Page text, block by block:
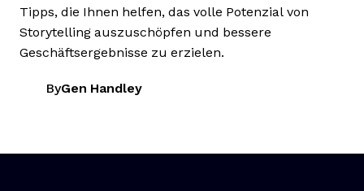
Tipps, die Ihnen helfen, das volle Potenzial von
Storytelling auszuschöpfen und bessere
Geschäftsergebnisse zu erzielen.
ByGen Handley